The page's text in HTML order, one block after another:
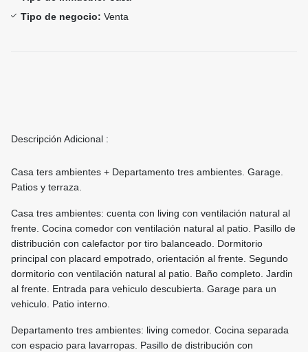
Tipo de negocio: Venta
Descripción Adicional :
Casa ters ambientes + Departamento tres ambientes. Garage.
Patios y terraza.
Casa tres ambientes: cuenta con living con ventilación natural al
frente. Cocina comedor con ventilación natural al patio. Pasillo de
distribución con calefactor por tiro balanceado. Dormitorio
principal con placard empotrado, orientación al frente. Segundo
dormitorio con ventilación natural al patio. Baño completo. Jardin
al frente. Entrada para vehiculo descubierta. Garage para un
vehiculo. Patio interno.
Departamento tres ambientes: living comedor. Cocina separada
con espacio para lavarropas. Pasillo de distribución con